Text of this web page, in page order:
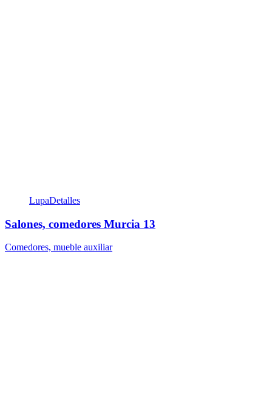
LupaDetalles
Salones, comedores Murcia 13
Comedores, mueble auxiliar